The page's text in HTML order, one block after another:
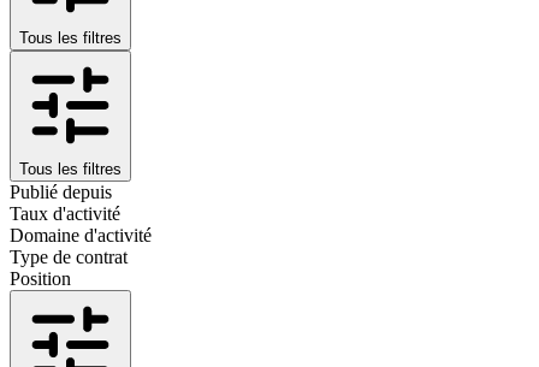
Tous les filtres
Tous les filtres
Publié depuis
Taux d'activité
Domaine d'activité
Type de contrat
Position